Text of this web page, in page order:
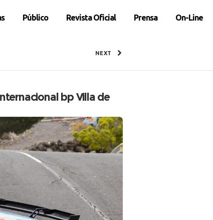
Público Revista Oficial Prensa On-Line
NEXT
bp Villa de